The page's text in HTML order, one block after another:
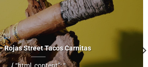
Rojas Street Tacos Carnitas